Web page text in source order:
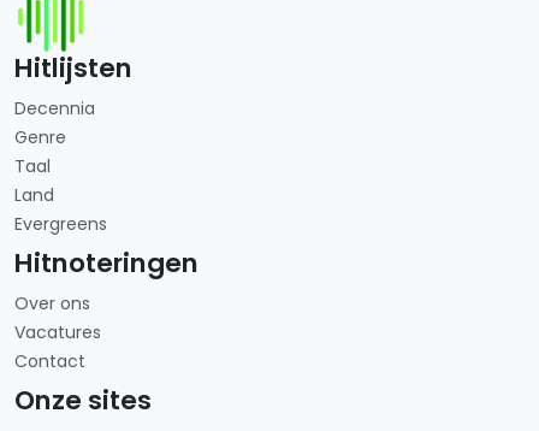
Hitlijsten
Decennia
Genre
Taal
Land
Evergreens
Hitnoteringen
Over ons
Vacatures
Contact
Onze sites